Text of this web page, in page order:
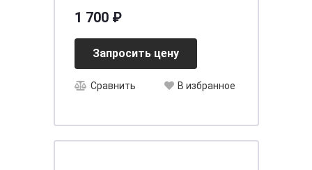
[д137ш76в124/???]
1 700 ₽
Запросить цену
Сравнить В избранное